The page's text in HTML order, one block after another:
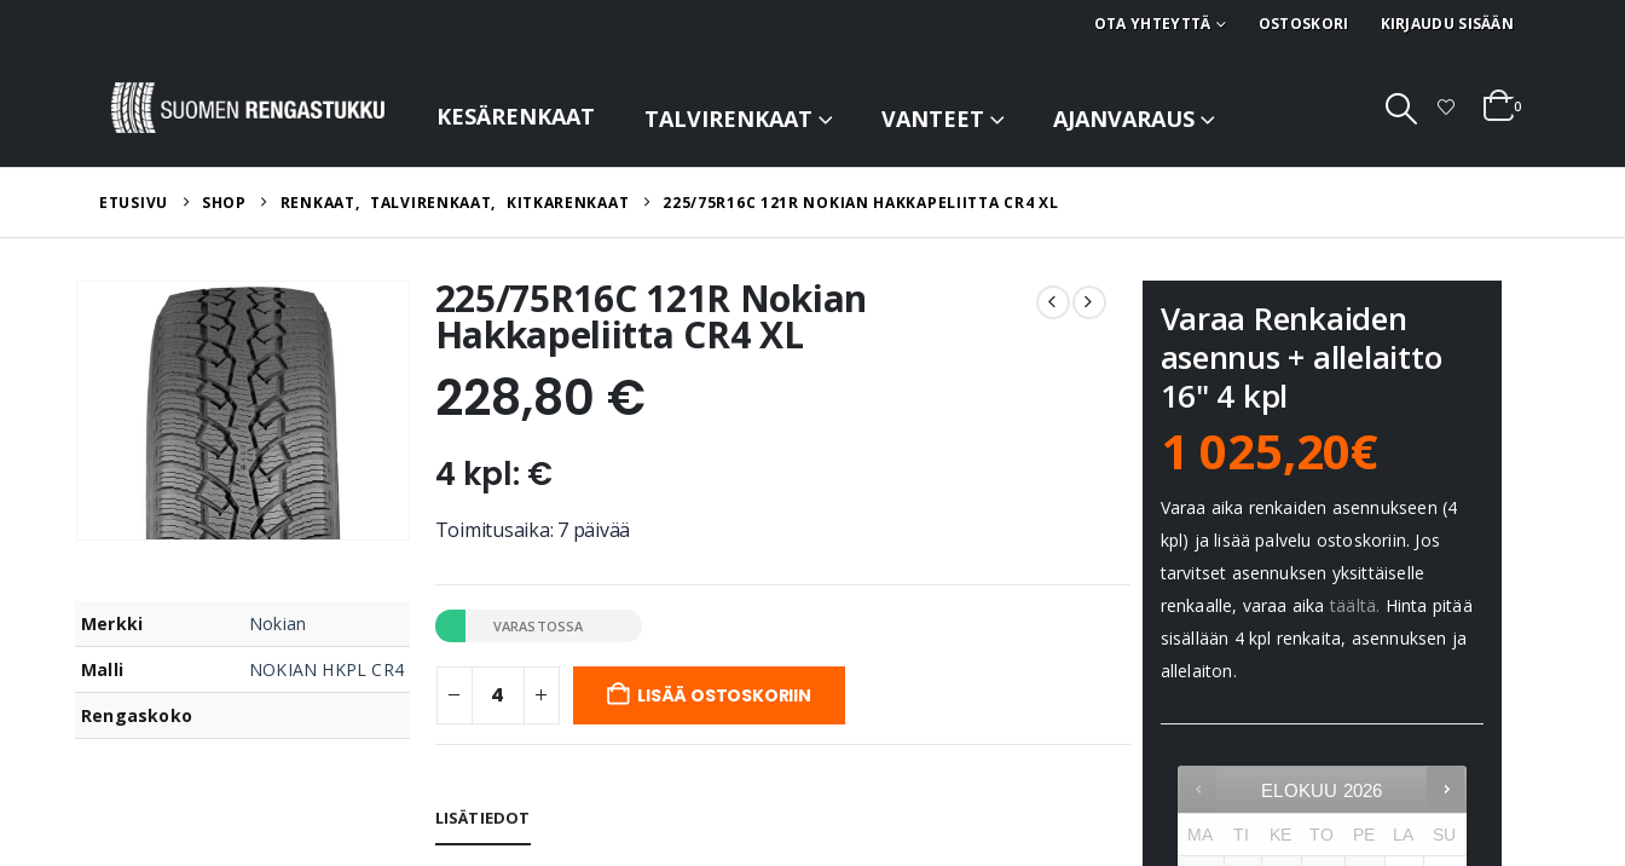
OTA YHTEYTTÄ OSTOSKORI KIRJAUDU SISÄÄN
KESÄRENKAAT TALVIRENKAAT VANTEET AJANVARAUS 0
ETUSIVU SHOP RENKAAT, TALVIRENKAAT, KITKARENKAAT 225/75R16C 121R NOKIAN HAKKAPELIITTA CR4 XL
Merkki
Nokian
Malli
NOKIAN HKPL CR4
Rengaskoko
225/75R16C 121R Nokian
Hakkapeliitta CR4 XL
228,80 €
4 kpl: €
Toimitusaika: 7 päivää
VARASTOSSA
LISÄÄ OSTOSKORIIN
LISÄTIEDOT
Varaa Renkaiden
asennus + allelaitto
16" 4 kpl
1 025,20€
Varaa aika renkaiden asennukseen (4
kpl) ja lisää palvelu ostoskoriin. Jos
tarvitset asennuksen yksittäiselle
renkaalle, varaa aika täältä. Hinta pitää
sisällään 4 kpl renkaita, asennuksen ja
allelaiton.
ELOKUU 2026
MA TI KE TO PE LA SU